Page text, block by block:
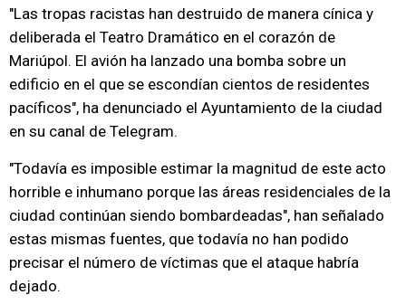
"Las tropas racistas han destruido de manera cínica y
deliberada el Teatro Dramático en el corazón de
Mariúpol. El avión ha lanzado una bomba sobre un
edificio en el que se escondían cientos de residentes
pacíficos", ha denunciado el Ayuntamiento de la ciudad
en su canal de Telegram.
"Todavía es imposible estimar la magnitud de este acto
horrible e inhumano porque las áreas residenciales de la
ciudad continúan siendo bombardeadas", han señalado
estas mismas fuentes, que todavía no han podido
precisar el número de víctimas que el ataque habría
dejado.